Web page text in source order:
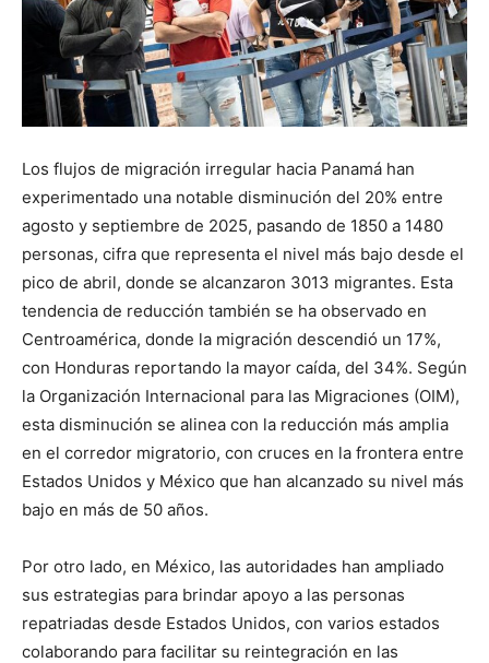
Los flujos de migración irregular hacia Panamá han
experimentado una notable disminución del 20% entre
agosto y septiembre de 2025, pasando de 1850 a 1480
personas, cifra que representa el nivel más bajo desde el
pico de abril, donde se alcanzaron 3013 migrantes. Esta
tendencia de reducción también se ha observado en
Centroamérica, donde la migración descendió un 17%,
con Honduras reportando la mayor caída, del 34%. Según
la Organización Internacional para las Migraciones (OIM),
esta disminución se alinea con la reducción más amplia
en el corredor migratorio, con cruces en la frontera entre
Estados Unidos y México que han alcanzado su nivel más
bajo en más de 50 años.
Por otro lado, en México, las autoridades han ampliado
sus estrategias para brindar apoyo a las personas
repatriadas desde Estados Unidos, con varios estados
colaborando para facilitar su reintegración en las